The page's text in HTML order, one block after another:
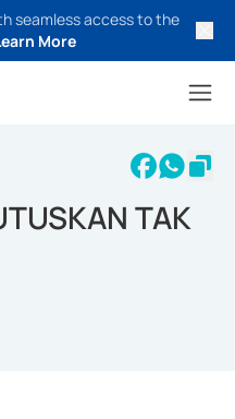
seamless access to the
More
TAK